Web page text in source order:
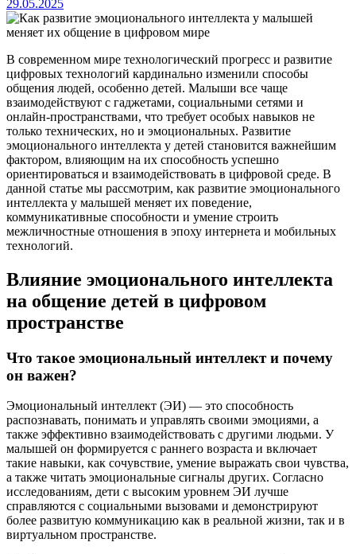
29.05.2025
В современном мире технологический прогресс и развитие
цифровых технологий кардинально изменили способы
общения людей, особенно детей. Малыши все чаще
взаимодействуют с гаджетами, социальными сетями и
онлайн-пространствами, что требует особых навыков не
только технических, но и эмоциональных. Развитие
эмоционального интеллекта у детей становится важнейшим
фактором, влияющим на их способность успешно
ориентироваться и взаимодействовать в цифровой среде. В
данной статье мы рассмотрим, как развитие эмоционального
интеллекта у малышей меняет их поведение,
коммуникативные способности и умение строить
межличностные отношения в эпоху интернета и мобильных
технологий.
Влияние эмоционального интеллекта
на общение детей в цифровом
пространстве
Что такое эмоциональный интеллект и почему
он важен?
Эмоциональный интеллект (ЭИ) — это способность
распознавать, понимать и управлять своими эмоциями, а
также эффективно взаимодействовать с другими людьми. У
малышей он формируется с раннего возраста и включает
такие навыки, как сочувствие, умение выражать свои чувства,
а также читать эмоциональные сигналы других. Согласно
исследованиям, дети с высоким уровнем ЭИ лучше
справляются с социальными вызовами и демонстрируют
более развитую коммуникацию как в реальной жизни, так и в
виртуальном пространстве.